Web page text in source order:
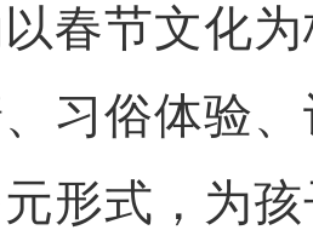
春节文化
习俗体验
形式，为